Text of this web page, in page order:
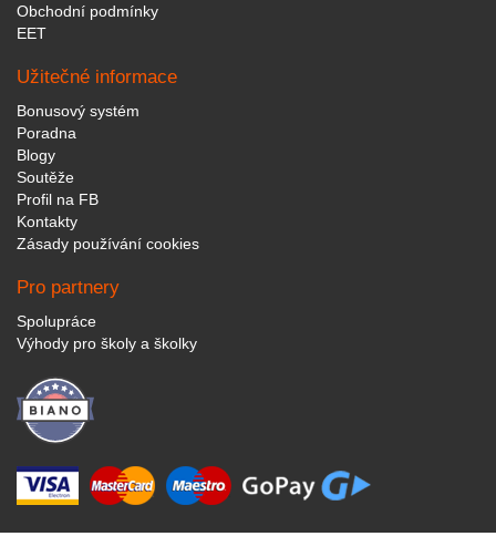
Obchodní podmínky
EET
Užitečné informace
Bonusový systém
Poradna
Blogy
Soutěže
Profil na FB
Kontakty
Zásady používání cookies
Pro partnery
Spolupráce
Výhody pro školy a školky